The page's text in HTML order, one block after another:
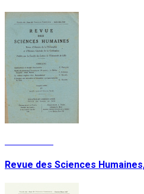
Revue des Sciences